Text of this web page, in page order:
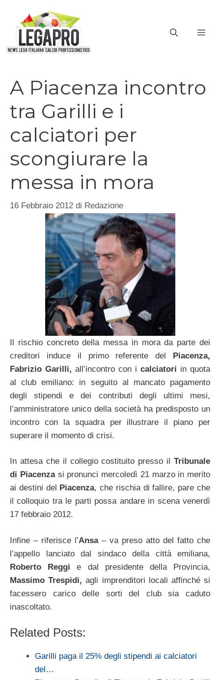
contenuto
A Piacenza incontro
tra Garilli e i
calciatori per
scongiurare la
messa in mora
16 Febbraio 2012 di Redazione
Il rischio concreto della messa in mora da parte dei
creditori induce il primo referente del Piacenza,
Fabrizio Garilli, all’incontro con i calciatori in quota
al club emiliano: in seguito al mancato pagamento
degli stipendi e dei contributi degli ultimi mesi,
l’amministratore unico della società ha predisposto un
incontro con la squadra per illustrare il piano per
superare il momento di crisi.
In attesa che il collegio costituito presso il Tribunale
di Piacenzasi pronunci mercoledì 21 marzo in merito
ai destini del
Piacenza, che rischia di fallire, pare che
il colloquio tra le parti possa andare in scena venerdì
17 febbraio 2012.
Infine – riferisce l’Ansa– va preso atto del fatto che
l’appello lanciato dal sindaco della città emiliana,
Roberto Reggi e dal presidente della Provincia,
Massimo Trespidi, agli imprenditori locali affinché si
facessero carico delle sorti del club sia caduto
inascoltato.
Related Posts:
Garilli paga il 25% degli stipendi ai calciatori
del…